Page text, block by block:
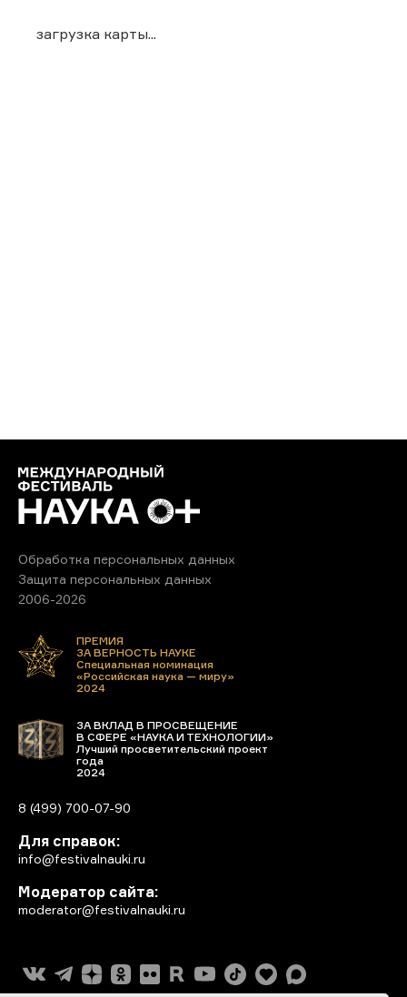
загрузка карты...
Обработка персональных данных
Защита персональных данных
2006-2026
ПРЕМИЯ
ЗА ВЕРНОСТЬ НАУКЕ
Специальная номинация
«Российская наука — миру»
2024
ЗА ВКЛАД В ПРОСВЕЩЕНИЕ
В СФЕРЕ «НАУКА И ТЕХНОЛОГИИ»
Лучший просветительский проект
года
2024
8 (499) 700-07-90
Для справок:
info@festivalnauki.ru
Модератор сайта:
moderator@festivalnauki.ru